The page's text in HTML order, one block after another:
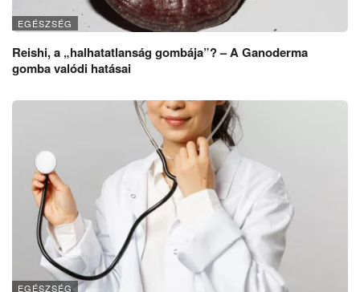
EGÉSZSÉG
Reishi, a „halhatatlanság gombája”? – A Ganoderma
gomba valódi hatásai
EGÉSZSÉG